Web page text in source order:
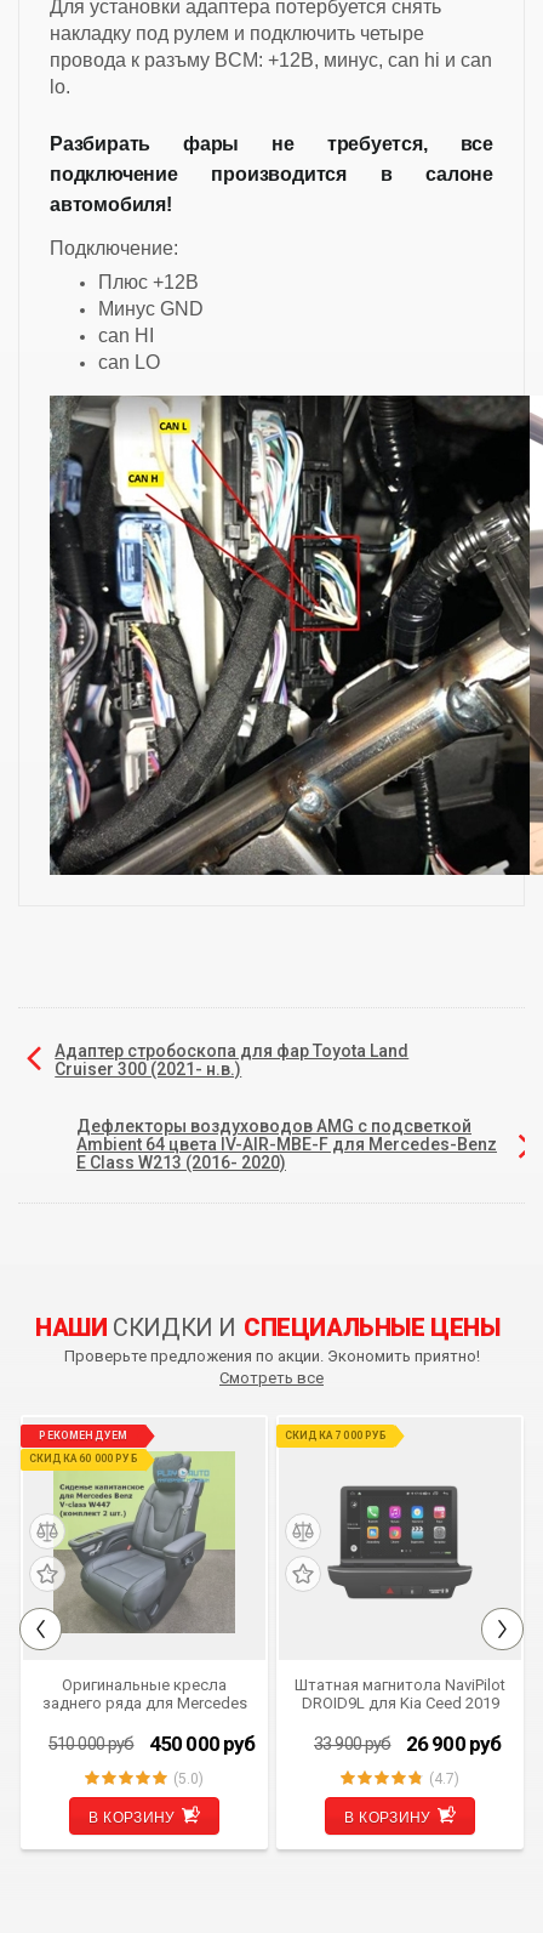
Для установки адаптера потербуется снять
накладку под рулем и подключить четыре
провода к разъму BCM: +12В, минус, can hi и can
lo.
Разбирать фары не требуется, все
подключение производится в салоне
автомобиля!
Подключение:
Плюс +12В
Минус GND
can HI
can LO
Адаптер стробоскопа для фар Toyota Land
Cruiser 300 (2021- н.в.)
Дефлекторы воздуховодов AMG c подсветкой
Ambient 64 цвета IV-AIR-MBE-F для Mercedes-Benz
E Class W213 (2016- 2020)
НАШИ СКИДКИ И СПЕЦИАЛЬНЫЕ ЦЕНЫ
Проверьте предложения по акции. Экономить приятно!
Смотреть все
РЕКОМЕНДУЕМ
СКИДКА 60 000 РУБ
Оригинальные кресла
заднего ряда для Mercedes
цвета (капитанские)
комплект
510 000руб 450 000 руб
(5.0)
В КОРЗИНУ
СКИДКА 7 000 РУБ
Штатная магнитола NaviPilot
DROID9L для Kia Ceed 2019
33 900руб 26 900 руб
(4.7)
В КОРЗИНУ